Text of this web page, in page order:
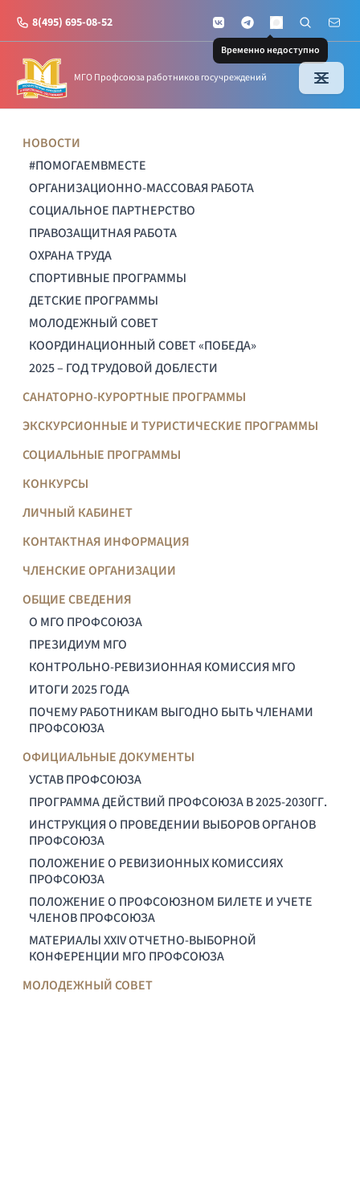
8(495) 695-08-52 VKontakteTelegramMAX
Временно недоступно
Поиск по
Почта
МГО Профсоюза работников госучреждений
НОВОСТИ
#ПОМОГАЕМВМЕСТЕ
ОРГАНИЗАЦИОННО-МАССОВАЯ РАБОТА
СОЦИАЛЬНОЕ ПАРТНЕРСТВО
ПРАВОЗАЩИТНАЯ РАБОТА
ОХРАНА ТРУДА
СПОРТИВНЫЕ ПРОГРАММЫ
ДЕТСКИЕ ПРОГРАММЫ
МОЛОДЕЖНЫЙ СОВЕТ
КООРДИНАЦИОННЫЙ СОВЕТ «ПОБЕДА»
2025 – ГОД ТРУДОВОЙ ДОБЛЕСТИ
САНАТОРНО-КУРОРТНЫЕ ПРОГРАММЫ
ЭКСКУРСИОННЫЕ И ТУРИСТИЧЕСКИЕ ПРОГРАММЫ
СОЦИАЛЬНЫЕ ПРОГРАММЫ
КОНКУРСЫ
ЛИЧНЫЙ КАБИНЕТ
КОНТАКТНАЯ ИНФОРМАЦИЯ
ЧЛЕНСКИЕ ОРГАНИЗАЦИИ
ОБЩИЕ СВЕДЕНИЯ
О МГО ПРОФСОЮЗА
ПРЕЗИДИУМ МГО
КОНТРОЛЬНО-РЕВИЗИОННАЯ КОМИССИЯ МГО
ИТОГИ 2025 ГОДА
ПОЧЕМУ РАБОТНИКАМ ВЫГОДНО БЫТЬ ЧЛЕНАМИ
ПРОФСОЮЗА
ОФИЦИАЛЬНЫЕ ДОКУМЕНТЫ
УСТАВ ПРОФСОЮЗА
ПРОГРАММА ДЕЙСТВИЙ ПРОФСОЮЗА В 2025-2030ГГ.
ИНСТРУКЦИЯ О ПРОВЕДЕНИИ ВЫБОРОВ ОРГАНОВ
ПРОФСОЮЗА
ПОЛОЖЕНИЕ О РЕВИЗИОННЫХ КОМИССИЯХ
ПРОФСОЮЗА
ПОЛОЖЕНИЕ О ПРОФСОЮЗНОМ БИЛЕТЕ И УЧЕТЕ
ЧЛЕНОВ ПРОФСОЮЗА
МАТЕРИАЛЫ XXIV ОТЧЕТНО-ВЫБОРНОЙ
КОНФЕРЕНЦИИ МГО ПРОФСОЮЗА
МОЛОДЕЖНЫЙ СОВЕТ